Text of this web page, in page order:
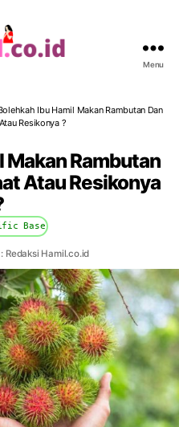
Menu
Ibu Hamil Makan Rambutan Dan
Resikonya ?
Makan Rambutan
Atau Resikonya
Base
Redaksi Hamil.co.id